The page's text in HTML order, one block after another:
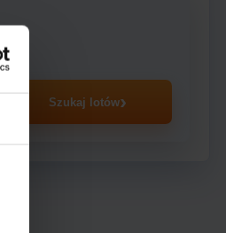
Szukaj lotów